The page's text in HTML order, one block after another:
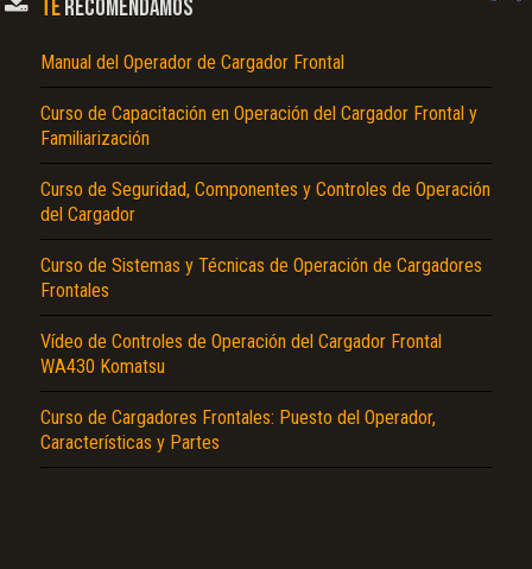
TE RECOMENDAMOS
Manual del Operador de Cargador Frontal
Curso de Capacitación en Operación del Cargador Frontal y
Familiarización
Curso de Seguridad, Componentes y Controles de Operación
del Cargador
Curso de Sistemas y Técnicas de Operación de Cargadores
Frontales
Vídeo de Controles de Operación del Cargador Frontal
WA430 Komatsu
Curso de Cargadores Frontales: Puesto del Operador,
Características y Partes
El Título es incorrecto según el contenido.
Reportar otro tipo de error...